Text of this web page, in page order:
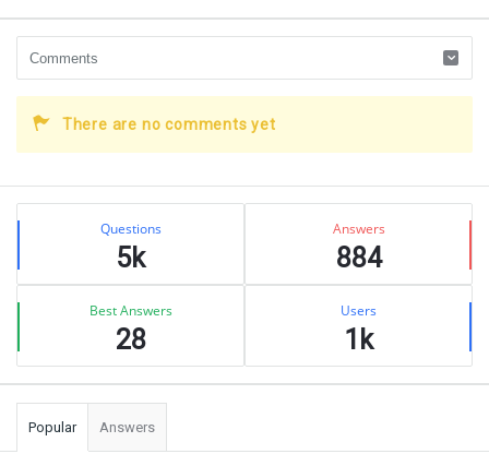
There are no comments yet
Sidebar
Stats Questions
5k
Answers
884
Best Answers
28
Users
1k
Popular Answers